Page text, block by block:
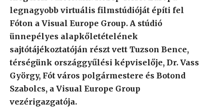
legnagyobb virtuális filmstúdióját építi fel
Fóton a Visual Europe Group. A stúdió
ünnepélyes alapkőletételének
sajtótájékoztatóján részt vett Tuzson Bence,
térségünk országgyűlési képviselője, Dr. Vass
György, Fót város polgármestere és Botond
Szabolcs, a Visual Europe Group
vezérigazgatója.